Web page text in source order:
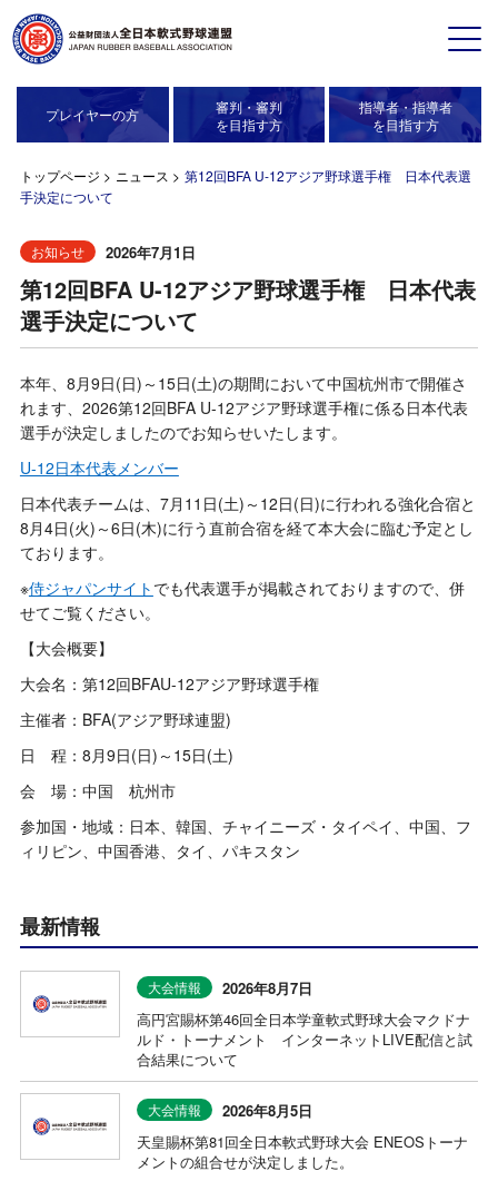
プレイヤーの方
審判・審判
を目指す方
指導者・指導者
を目指す方
トップページ > ニュース > 第12回BFA U-12アジア野球選手権 日本代表選
手決定について
お知らせ 2026年7月1日
第12回BFA U-12アジア野球選手権 日本代表
選手決定について
本年、8月9日(日)～15日(土)の期間において中国杭州市で開催さ
れます、2026第12回BFA U-12アジア野球選手権に係る日本代表
選手が決定しましたのでお知らせいたします。
U-12日本代表メンバー
日本代表チームは、7月11日(土)～12日(日)に行われる強化合宿と
8月4日(火)～6日(木)に行う直前合宿を経て本大会に臨む予定とし
ております。
※侍ジャパンサイト でも代表選手が掲載されておりますので、併
せてご覧ください。
【大会概要】
大会名：第12回BFAU-12アジア野球選手権
主催者：BFA(アジア野球連盟)
日 程：8月9日(日)～15日(土)
会 場：中国 杭州市
参加国・地域：日本、韓国、チャイニーズ・タイペイ、中国、フ
ィリピン、中国香港、タイ、パキスタン
最新情報
大会情報
2026年8月7日
高円宮賜杯第46回全日本学童軟式野球大会マクドナ
ルド・トーナメント インターネットLIVE配信と試
合結果について
大会情報
2026年8月5日
天皇賜杯第81回全日本軟式野球大会 ENEOSトーナ
メントの組合せが決定しました。